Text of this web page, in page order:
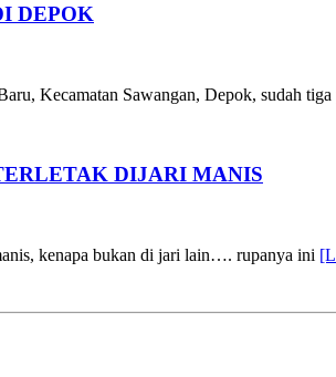
DEPOK
Kecamatan Sawangan, Depok, sudah
DIJARI MANIS
kenapa bukan di jari lain…. rupanya ini